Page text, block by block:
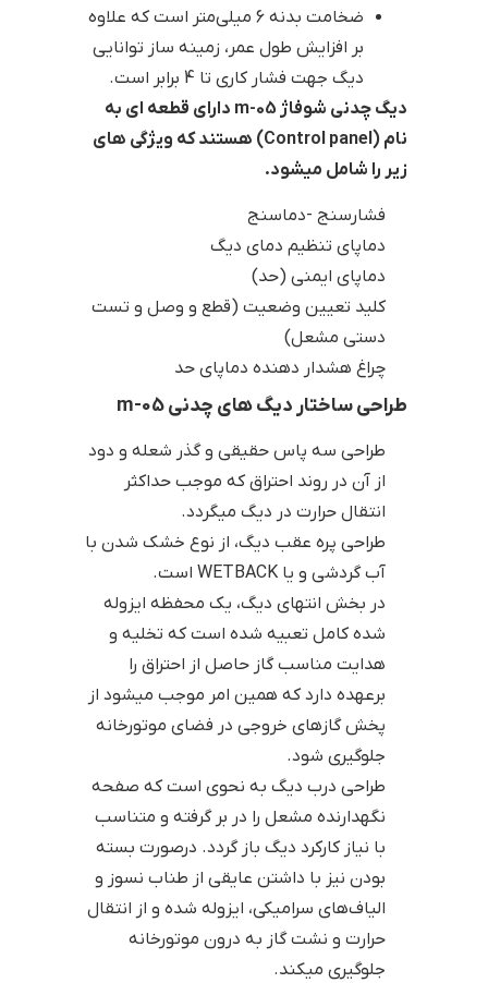
ضخامت بدنه 6 میلی‌متر است که علاوه
بر افزایش طول عمر، زمینه ساز توانایی
دیگ جهت فشار کاری تا 4 برابر است.
دیگ چدنی شوفاژ m-05 دارای قطعه ای به
نام (Control panel) هستند که ویژگی های
زیر را شامل میشود.
فشارسنج -دماسنج
دماپای تنظیم دمای دیگ
دماپای ایمنی (حد)
کلید تعیین وضعیت (قطع و وصل و تست
دستی مشعل)
چراغ هشدار دهنده دماپای حد
طراحی ساختار دیگ های چدنی m-05
طراحی سه پاس حقیقی و گذر شعله و دود
از آن در روند احتراق که موجب حداکثر
انتقال حرارت در دیگ میگردد.
طراحی پره عقب دیگ، از نوع خشک شدن با
آب گردشی و یا WETBACK است.
در بخش انتهای دیگ، یک محفظه ایزوله
شده کامل تعبیه شده است که تخلیه و
هدایت مناسب گاز حاصل از احتراق را
برعهده دارد که همین امر موجب میشود از
پخش گازهای خروجی در فضای موتورخانه
جلوگیری شود.
طراحی درب دیگ به نحوی است که صفحه
نگهدارنده مشعل را در بر گرفته و متناسب
با نیاز کارکرد دیگ باز گردد. درصورت بسته
بودن نیز با داشتن عایقی از طناب نسوز و
الیاف‌های سرامیکی، ایزوله شده و از انتقال
حرارت و نشت گاز به درون موتورخانه
جلوگیری میکند.